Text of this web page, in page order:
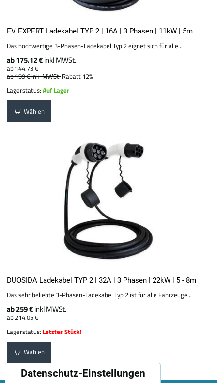
EV EXPERT Ladekabel TYP 2 | 16A | 3 Phasen | 11kW | 5m
Das hochwertige 3-Phasen-Ladekabel Typ 2 eignet sich für alle...
ab 175.12 €inkl MWSt.
ab 144.73 €
ab 199 €inkl MWSt. Rabatt 12%
Lagerstatus:Auf Lager
Wählen
DUOSIDA Ladekabel TYP 2 | 32A | 3 Phasen | 22kW | 5 - 8m
Das sehr beliebte 3-Phasen-Ladekabel Typ 2 ist für alle Fahrzeuge...
ab 259 €inkl MWSt.
ab 214.05 €
Lagerstatus: Letztes Stück!
Wählen
Datenschutz-Einstellungen